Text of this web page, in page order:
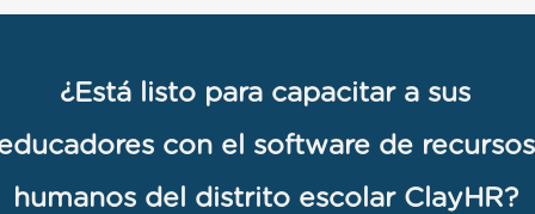
¿Está listo para capacitar a sus
con el software de recursos
humanos del distrito escolar ClayHR?